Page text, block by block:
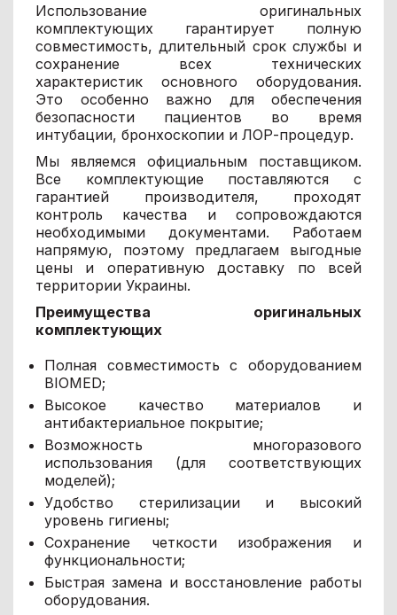
Использование оригинальных
комплектующих гарантирует полную
совместимость, длительный срок службы и
сохранение всех технических
характеристик основного оборудования.
Это особенно важно для обеспечения
безопасности пациентов во время
интубации, бронхоскопии и ЛОР-процедур.
Мы являемся официальным поставщиком.
Все комплектующие поставляются с
гарантией производителя, проходят
контроль качества и сопровождаются
необходимыми документами. Работаем
напрямую, поэтому предлагаем выгодные
цены и оперативную доставку по всей
территории Украины.
Преимущества оригинальных
комплектующих
Полная совместимость с оборудованием
BIOMED;
Высокое качество материалов и
антибактериальное покрытие;
Возможность многоразового
использования (для соответствующих
моделей);
Удобство стерилизации и высокий
уровень гигиены;
Сохранение четкости изображения и
функциональности;
Быстрая замена и восстановление работы
оборудования.